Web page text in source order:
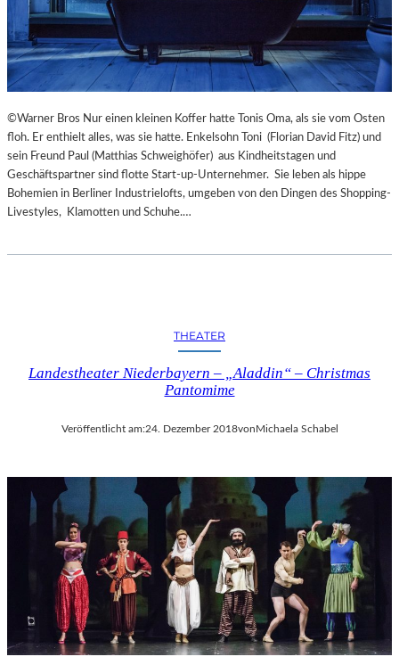
©Warner Bros Nur einen kleinen Koffer hatte Tonis Oma, als sie vom Osten
floh. Er enthielt alles, was sie hatte. Enkelsohn Toni (Florian David Fitz) und
sein Freund Paul (Matthias Schweighöfer) aus Kindheitstagen und
Geschäftspartner sind flotte Start-up-Unternehmer. Sie leben als hippe
Bohemien in Berliner Industrielofts, umgeben von den Dingen des Shopping-
Livestyles, Klamotten und Schuhe.…
THEATER
Landestheater Niederbayern – „Aladdin“ – Christmas
Pantomime
Veröffentlicht am:24. Dezember 2018vonMichaela Schabel